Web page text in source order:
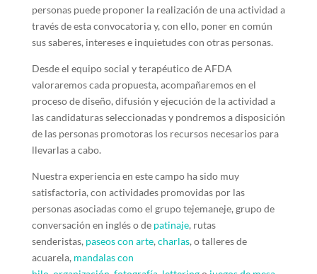
personas puede proponer la realización de una actividad a
través de esta convocatoria y, con ello, poner en común
sus saberes, intereses e inquietudes con otras personas.
Desde el equipo social y terapéutico de AFDA
valoraremos cada propuesta, acompañaremos en el
proceso de diseño, difusión y ejecución de la actividad a
las candidaturas seleccionadas y pondremos a disposición
de las personas promotoras los recursos necesarios para
llevarlas a cabo.
Nuestra experiencia en este campo ha sido muy
satisfactoria, con actividades promovidas por las
personas asociadas como el grupo tejemaneje, grupo de
conversación en inglés o depatinaje, rutas
senderistas, paseos con arte, charlas, o talleres de
acuarela, mandalas con